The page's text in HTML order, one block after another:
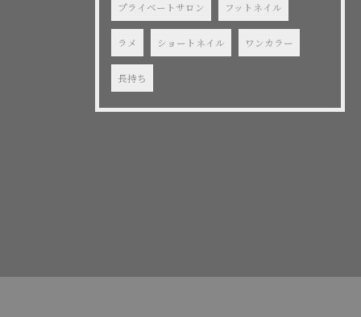
プライベートサロン フットネイル
ラメ ショートネイル ワンカラー
長持ち